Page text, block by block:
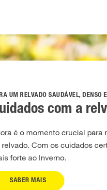
UM RELVADO SAUDÁVEL, DENSO
com a
é o momento crucial para
relvado. Com os cuidados
forte ao Inverno.
SABER MAIS